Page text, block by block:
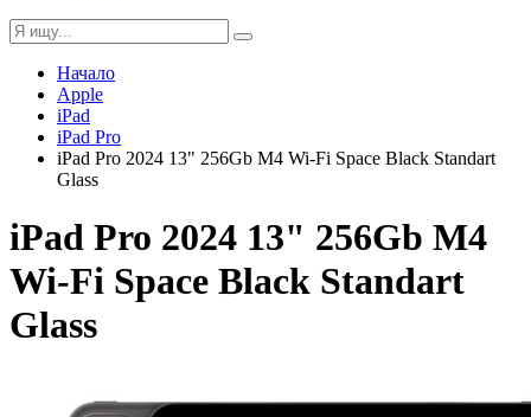
Начало
Apple
iPad
iPad Pro
iPad Pro 2024 13" 256Gb M4 Wi-Fi Space Black Standart
Glass
iPad Pro 2024 13" 256Gb M4
Wi-Fi Space Black Standart
Glass